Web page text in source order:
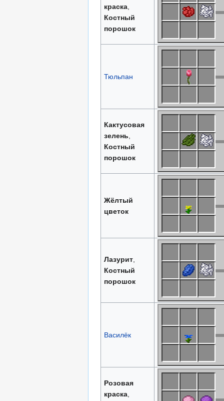
краска,
Костный
порошок
Тюльпан
Кактусовая
зелень
Костный
порошок
Жёлтый
цветок
Лазурит,
Костный
порошок
Василёк
Розовая
краска,